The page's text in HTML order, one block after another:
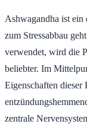
Ashwagandha ist ein
zum Stressabbau
verwendet, wird die
beliebter. Im
Eigenschaften dieser
zentrale